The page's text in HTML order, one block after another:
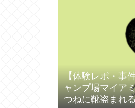
【体験レポ・事
ャンプ場マイア
つねに靴盗まれる